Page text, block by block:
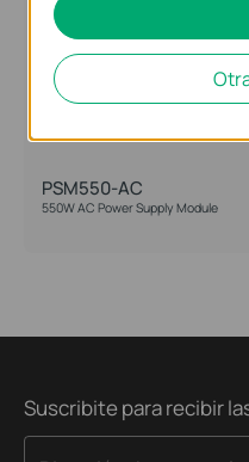
PSM550-AC
550W AC Power Supply Module
Suscribite para recibir